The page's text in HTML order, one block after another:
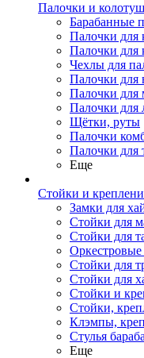
Палочки и
Барабанные
Палочки для
Палочки для
Чехлы для
Палочки для
Палочки для
Палочки для
Щётки, руты
Палочки
Палочки для
Еще
Стойки и
Замки для
Стойки для
Стойки для
Оркестровые
Стойки для
Стойки для
Стойки и
Стойки,
Клэмпы,
Стулья
Еще